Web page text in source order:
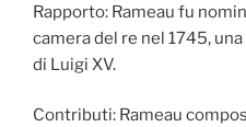
Rapporto: Rameau fu
camera del re nel 1745,
di Luigi XV.
Contributi: Rameau